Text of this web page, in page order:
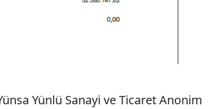
Yünlü Sanayi ve Ticaret Anonim